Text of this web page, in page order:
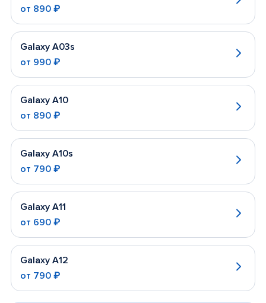
от 890 ₽
Galaxy A03s
от 990 ₽
Galaxy A10
от 890 ₽
Galaxy A10s
от 790 ₽
Galaxy A11
от 690 ₽
Galaxy A12
от 790 ₽